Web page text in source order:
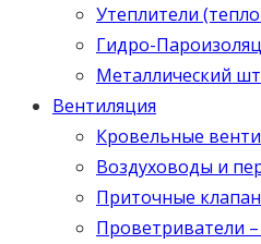
Утеплители
Гидро-
Металлический
Вентиляция
Кровельные
Воздуховоды и
Приточные
Проветриватели